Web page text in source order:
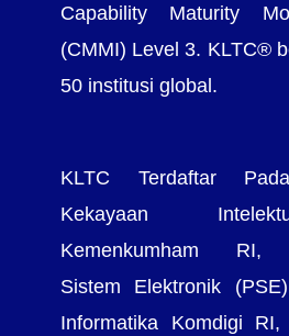
Capability Maturity
(CMMI) Level 3. KLTC®
50 institusi global.
KLTC Terdaftar
Kekayaan
Kemenkumham RI,
Sistem Elektronik
Informatika Komdigi